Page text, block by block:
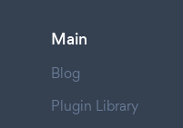
Main
Blog
Plugin Library